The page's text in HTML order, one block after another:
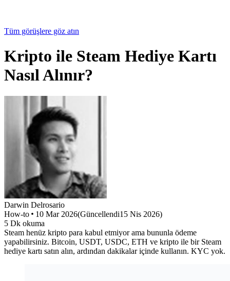
Tüm görüşlere göz atın
Kripto ile Steam Hediye Kartı
Nasıl Alınır?
Darwin Delrosario
How-to
10 Mar 2026(Güncellendi15 Nis 2026)
5 Dk okuma
Steam henüz kripto para kabul etmiyor ama bununla ödeme
yapabilirsiniz. Bitcoin, USDT, USDC, ETH ve kripto ile bir Steam
hediye kartı satın alın, ardından dakikalar içinde kullanın. KYC yok.